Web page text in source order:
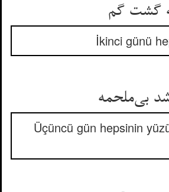
İkinci günü
Üçüncü gün hepsinin